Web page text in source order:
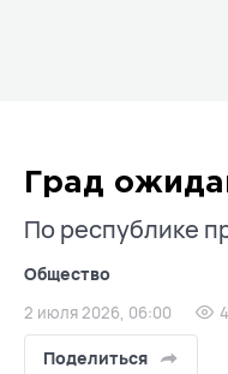
Град
По республике
Общество
2 июля 2026, 06:00
Поделиться